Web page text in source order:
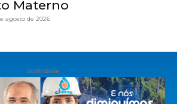
Materno
agosto de 2026
publicidade